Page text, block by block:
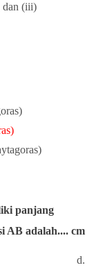
(i) dan (iii)
panjang
AB adalah.... cm
8 d.